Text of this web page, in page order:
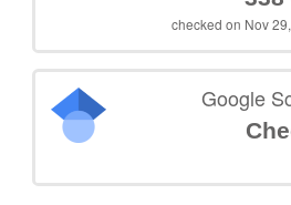
checked on Nov
Google